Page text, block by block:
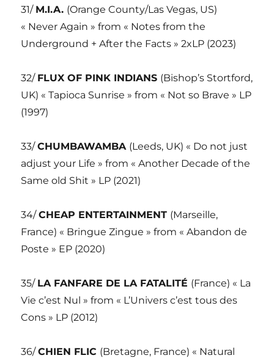
31/ M.I.A. (Orange County/Las Vegas, US)
« Never Again » from « Notes from the
Underground + After the Facts » 2xLP (2023)
32/ FLUX OF PINK INDIANS (Bishop’s Stortford,
UK) « Tapioca Sunrise » from « Not so Brave » LP
(1997)
33/CHUMBAWAMBA (Leeds, UK) « Do not just
adjust your Life » from « Another Decade of the
Same old Shit » LP (2021)
34/CHEAP ENTERTAINMENT (Marseille,
France) « Bringue Zingue » from « Abandon de
Poste » EP (2020)
35/ LA FANFARE DE LA FATALITÉ (France) « La
Vie c’est Nul » from « L’Univers c’est tous des
Cons » LP (2012)
36/CHIEN FLIC (Bretagne, France) « Natural